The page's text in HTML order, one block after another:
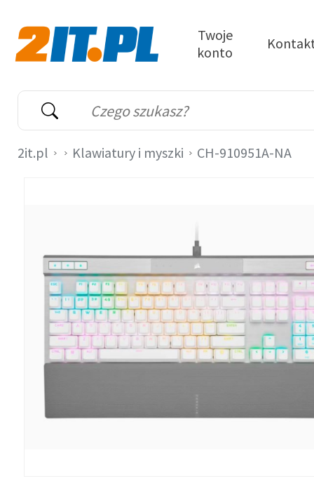
Wyszukiwarka
Słowo kluczowe
Twoje
konto
2it.pl Klawiatury i myszki CH-910951A-NA